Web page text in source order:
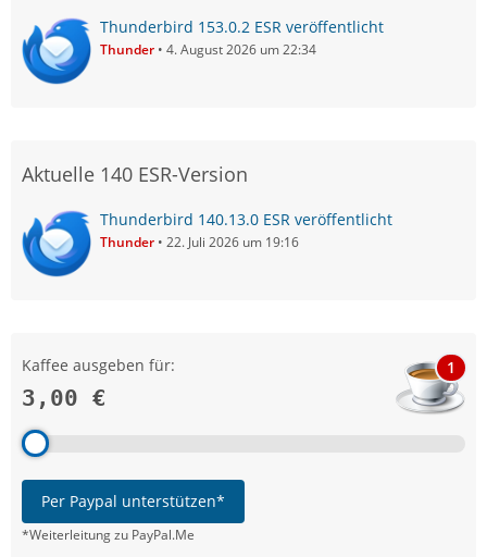
Thunderbird 153.0.2 ESR veröffentlicht
Thunder 4. August 2026 um 22:34
Aktuelle 140 ESR-Version
Thunderbird 140.13.0 ESR veröffentlicht
Thunder 22. Juli 2026 um 19:16
Kaffee ausgeben für:
3,00 €
1
Per Paypal unterstützen*
*Weiterleitung zu PayPal.Me